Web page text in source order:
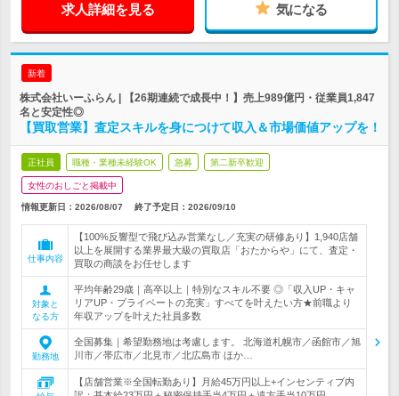
求人詳細を見る 気になる
新着
株式会社いーふらん | 【26期連続で成長中！】売上989億円・従業員1,847
名と安定性◎
【買取営業】査定スキルを身につけて収入＆市場価値アップを！
正社員 職種・業種未経験OK 急募 第二新卒歓迎
女性のおしごと掲載中
情報更新日：2026/08/07 終了予定日： 2026/09/10
仕事内容
【100%反響型で飛び込み営業なし／充実の研修あり】1,940店舗
以上を展開する業界最大級の買取店「おたからや」にて、査定・
買取の商談をお任せします
対象と
なる方
平均年齢29歳｜高卒以上｜特別なスキル不要 ◎「収入UP・キャ
リアUP・プライベートの充実」すべてを叶えたい方★前職より
年収アップを叶えた社員多数
勤務地
全国募集｜希望勤務地は考慮します。 北海道札幌市／函館市／旭
川市／帯広市／北見市／北広島市 ほか…
【店舗営業※全国転勤あり】月給45万円以上+インセンティブ内